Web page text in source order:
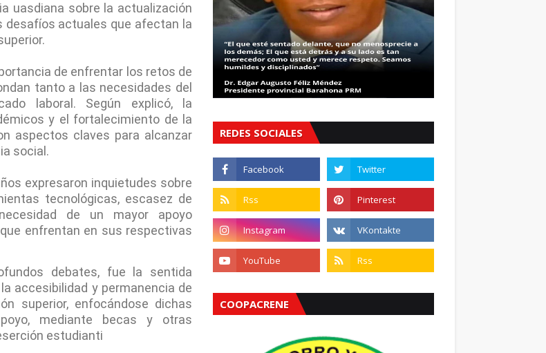
uasdiana sobre la actualización
desafíos actuales que afectan la
de enfrentar los retos de
tanto a las necesidades del
laboral. Según explicó, la
y el fortalecimiento de la
aspectos claves para alcanzar
social.
expresaron inquietudes sobre
tecnológicas, escasez de
de un mayor apoyo
enfrentan en sus respectivas
debates, fue la sentida
accesibilidad y permanencia de
superior, enfocándose dichas
mediante becas y otras
estudianti
REDES SOCIALES
COOPACRENE